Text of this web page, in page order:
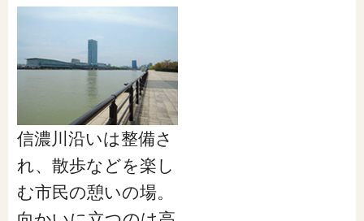
信濃川沿いは整備さ
れ、散歩などを楽し
む市民の憩いの場。